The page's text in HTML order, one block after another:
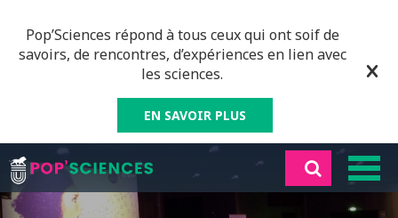
Pop’Sciences répond à tous ceux qui ont soif de
savoirs, de rencontres, d’expériences en lien avec
les sciences.
EN SAVOIR PLUS